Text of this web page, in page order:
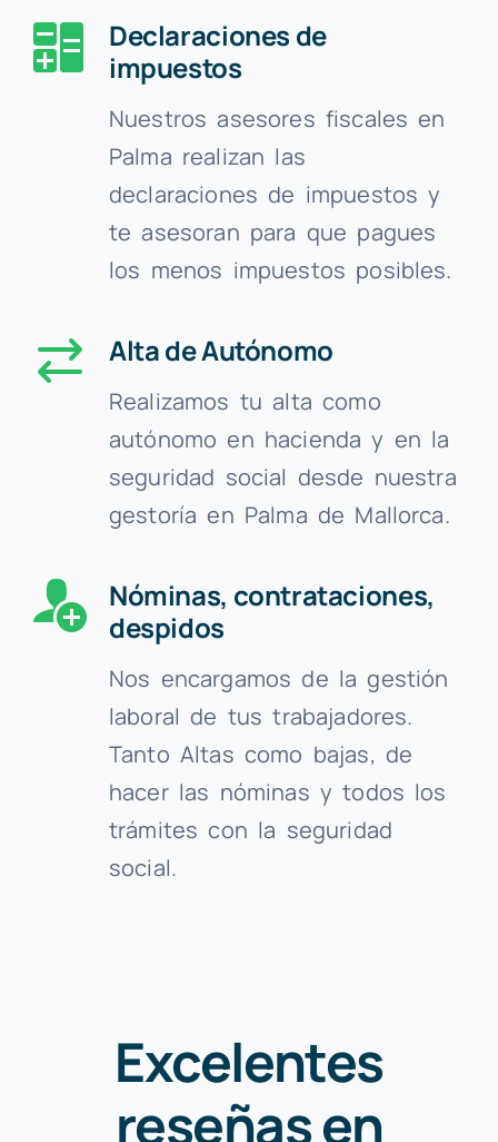
Declaraciones de
impuestos
Nuestros asesores fiscales en
Palma realizan las
declaraciones de impuestos y
te asesoran para que pagues
los menos impuestos posibles.
Alta de Autónomo
Realizamos tu alta como
autónomo en hacienda y en la
seguridad social desde nuestra
gestoría en Palma de Mallorca.
Nóminas, contrataciones,
despidos
Nos encargamos de la gestión
laboral de tus trabajadores.
Tanto Altas como bajas, de
hacer las nóminas y todos los
trámites con la seguridad
social.
Excelentes
reseñas en